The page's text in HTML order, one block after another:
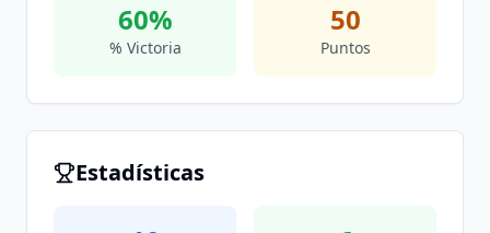
60%
% Victoria
50
Puntos
Estadísticas